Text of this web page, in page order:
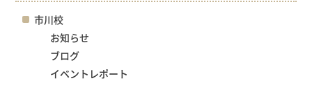
市川校
お知らせ
ブログ
イベントレポート